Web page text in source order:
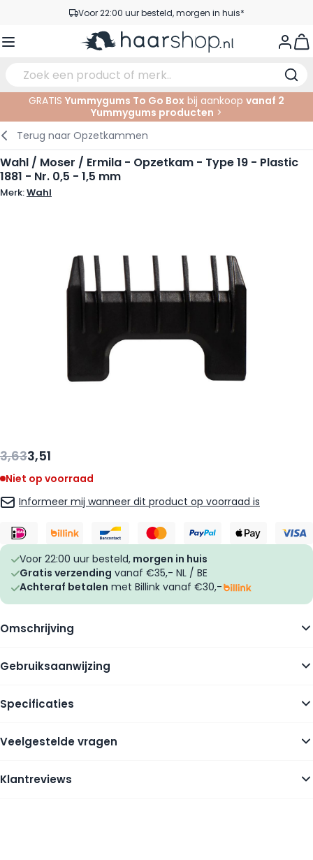
Ga naar de inhoudVoor 22:00 uur besteld, morgen in huis*
Gratis verzending vanaf €35,-
Verzorging
Haarstyling
Haarkleuringen
Baby & Kind
Gezichtsverzorging
Lichaamsverzorging
Tanning
Wenkbrauwen
Ogen
Lippen
Nagelproducten
Nagel Accessoires
Haarproducten
Scheerproducten
Baardproducten
Elektrisch
Scheren
Knipbenodigdheden
In de Salon
Knippen
Kleuren
GRATIS Yummygums To Go Box bij aankoop vanaf 2
Yummygums producten >
Terug naar Opzetkammen
Wahl / Moser / Ermila - Opzetkam - Type 19 - Plastic
1881 - Nr. 0,5 - 1,5 mm
Merk:Wahl
3,633,51
Niet op voorraad
Informeer mij wanneer dit product op voorraad is
Voor 22:00 uur besteld, morgen in huis
Gratis verzending vanaf €35,- NL / BE
Achteraf betalen met Billink vanaf €30,-
Omschrijving
Gebruiksaanwijzing
Specificaties
Veelgestelde vragen
Klantreviews